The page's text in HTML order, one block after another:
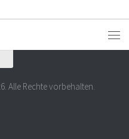
Alle Rechte vorbehalten.